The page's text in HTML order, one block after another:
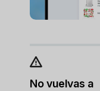
No vuelvas a